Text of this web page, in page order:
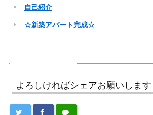
自己紹介
☆新築アパート完成☆
よろしければシェアお願いします